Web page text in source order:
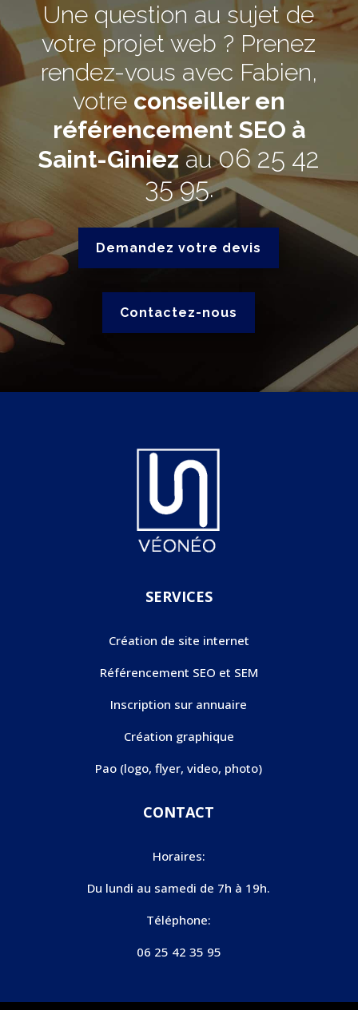
Une question au sujet de
votre projet web ? Prenez
rendez-vous avec Fabien,
votre conseiller en
référencement SEO à
Saint-Giniezau06 25 42
35 95.
Demandez votre devis
Contactez-nous
SERVICES
Création de site internet
Référencement SEO et SEM
Inscription sur annuaire
Création graphique
Pao (logo, flyer, video, photo)
CONTACT
Horaires:
Du lundi au samedi de 7h à 19h.
Téléphone:
06 25 42 35 95